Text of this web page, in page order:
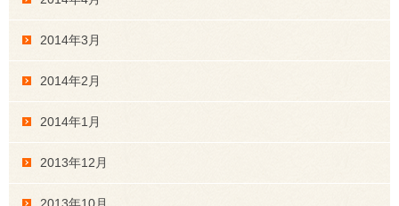
2014年3月
2014年2月
2014年1月
2013年12月